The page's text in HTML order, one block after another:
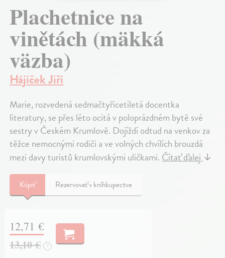
Plachetnice na
vinětách (mäkká
väzba)
Hájíček Jiří
Marie, rozvedená sedmačtyřicetiletá docentka
literatury, se přes léto ocitá v poloprázdném bytě své
sestry v Českém Krumlově. Dojíždí odtud na venkov za
těžce nemocnými rodiči a ve volných chvílích brouzdá
mezi davy turistů krumlovskými uličkami.Čítať ďalej↓
Kúpiť Rezervovať v kníhkupectve
12,71 €
13,10 € ?